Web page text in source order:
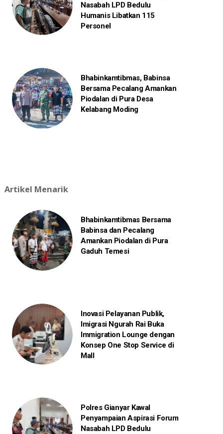
Nasabah LPD Bedulu
Humanis Libatkan 115
Personel
Bhabinkamtibmas, Babinsa
Bersama Pecalang Amankan
Piodalan di Pura Desa
Kelabang Moding
Artikel Menarik
Bhabinkamtibmas Bersama
Babinsa dan Pecalang
Amankan Piodalan di Pura
Gaduh Temesi
Inovasi Pelayanan Publik,
Imigrasi Ngurah Rai Buka
Immigration Lounge dengan
Konsep One Stop Service di
Mall
Polres Gianyar Kawal
Penyampaian Aspirasi Forum
Nasabah LPD Bedulu